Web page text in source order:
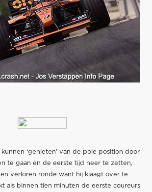
‘genieten’ van de pole position door
te gaan en de eerste tijd neer te zetten,
verloren ronde want hij klaagt over te
als binnen tien minuten de eerste coureurs